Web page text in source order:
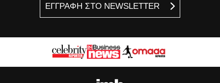
ΕΓΓΡΑΦΗ ΣΤΟ NEWSLETTER